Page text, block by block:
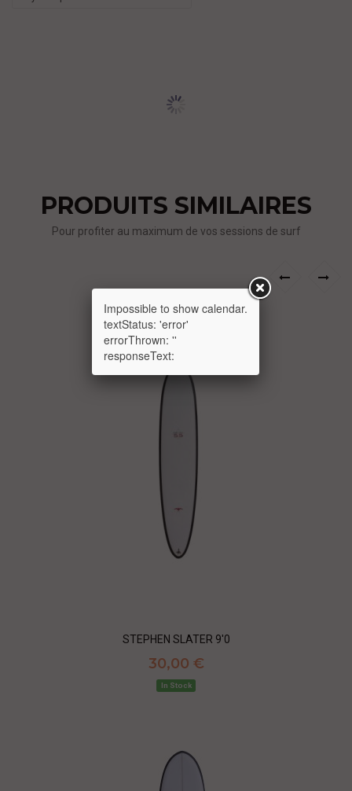
PRODUITS SIMILAIRES
Pour profiter au maximum de vos sessions de surf
‹
›
STEPHEN SLATER 9'0
30,00 €
In Stock
Impossible to show calendar.
textStatus: 'error'
errorThrown: ''
responseText: